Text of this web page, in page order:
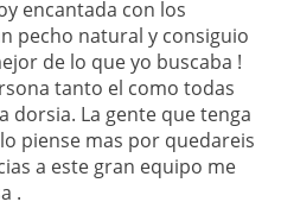
encantada con los
pecho natural y consiguio
de lo que yo buscaba !
tanto el como todas
dorsia. La gente que tenga
piense mas por quedareis
a este gran equipo me
.